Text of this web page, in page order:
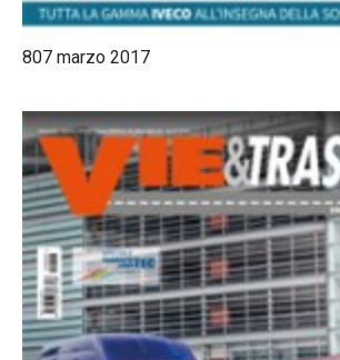
807 marzo 2017